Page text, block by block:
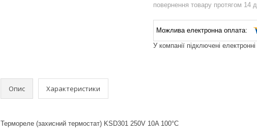
повернення товару протягом 14
У компанії підключені
Опис Характеристики
Термореле (захисний термостат) KSD301 250V 10A 100°C